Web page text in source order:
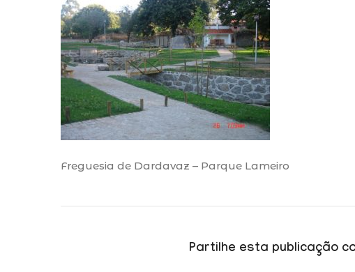
Freguesia de Dardavaz – Parque Lameiro
Partilhe esta publicação